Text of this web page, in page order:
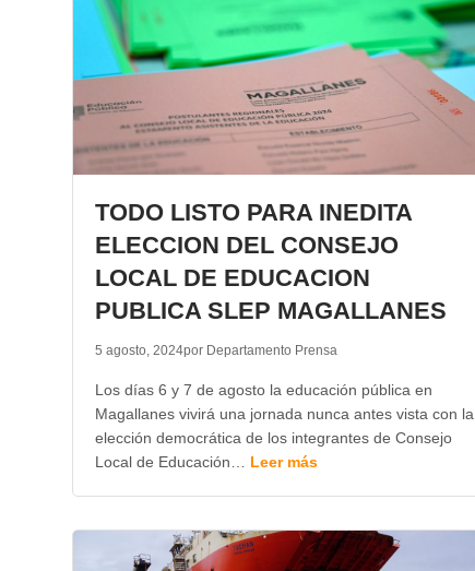
TODO LISTO PARA INEDITA
ELECCION DEL CONSEJO
LOCAL DE EDUCACION
PUBLICA SLEP MAGALLANES
5 agosto, 2024por Departamento Prensa
Los días 6 y 7 de agosto la educación pública en
Magallanes vivirá una jornada nunca antes vista con la
elección democrática de los integrantes de Consejo
Local de Educación… Leer más